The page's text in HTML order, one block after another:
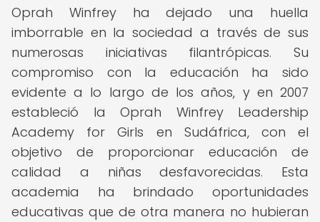
Oprah Winfrey ha dejado una huella
imborrable en la sociedad a través de sus
numerosas iniciativas filantrópicas. Su
compromiso con la educación ha sido
evidente a lo largo de los años, y en 2007
estableció la Oprah Winfrey Leadership
Academy for Girls en Sudáfrica, con el
objetivo de proporcionar educación de
calidad a niñas desfavorecidas. Esta
academia ha brindado oportunidades
educativas que de otra manera no hubieran